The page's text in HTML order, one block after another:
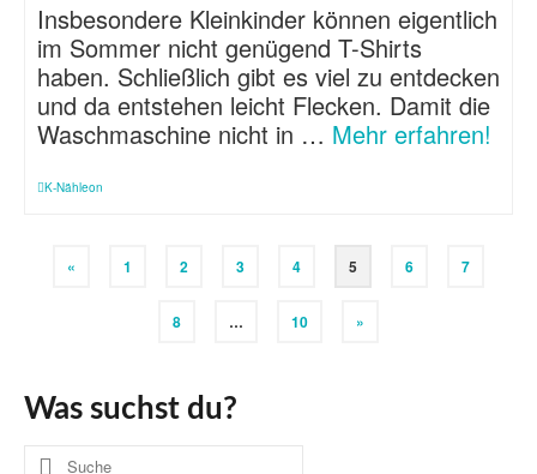
Insbesondere Kleinkinder können eigentlich
im Sommer nicht genügend T-Shirts
haben. Schließlich gibt es viel zu entdecken
und da entstehen leicht Flecken. Damit die
Waschmaschine nicht in … Mehr erfahren!
K-Nähleon
« 1 2 3 4 5 6 7
8 … 10 »
Was suchst du?
Suche